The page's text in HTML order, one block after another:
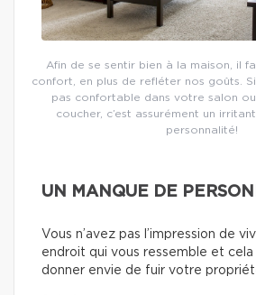
Afin de se sentir bien à la maison, il
confort, en plus de refléter nos goûts.
pas confortable dans votre salon
coucher, c’est assurément un
personnalité!
UN MANQUE DE
Vous n’avez pas l’impression de
endroit qui vous ressemble et
donner envie de fuir votre